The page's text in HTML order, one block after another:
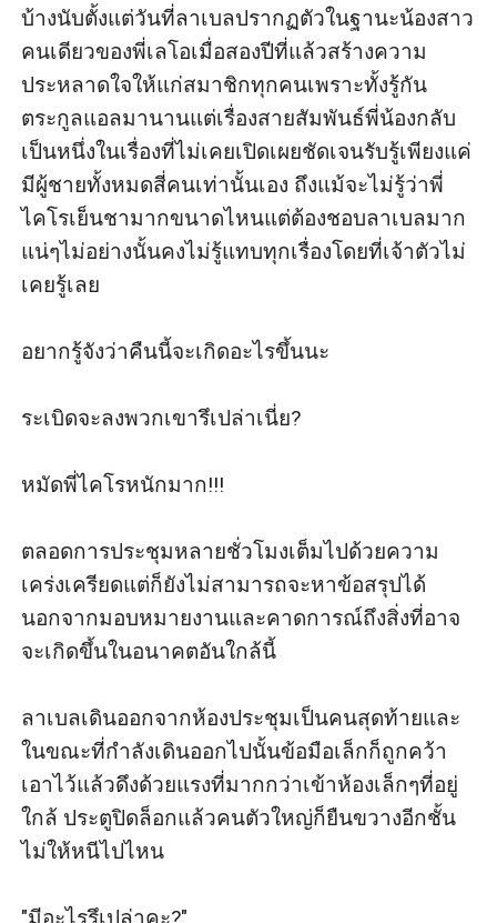
บ้างนับตั้งแต่วันที่ลาเบลปรากฏตัวในฐานะน้องสาว
คนเดียวของพี่เลโอเมื่อสองปีที่แล้วสร้างความ
ประหลาดใจให้แก่สมาชิกทุกคนเพราะทั้งรู้กัน
ตระกูลแอลมานานแต่เรื่องสายสัมพันธ์พี่น้องกลับ
เป็นหนึ่งในเรื่องที่ไม่เคยเปิดเผยชัดเจนรับรู้เพียงแค่
มีผู้ชายทั้งหมดสี่คนเท่านั้นเอง ถึงแม้จะไม่รู้ว่าพี่
ไคโรเย็นชามากขนาดไหนแต่ต้องชอบลาเบลมาก
แน่ๆไม่อย่างนั้นคงไม่รู้แทบทุกเรื่องโดยที่เจ้าตัวไม่
เคยรู้เลย
อยากรู้จังว่าคืนนี้จะเกิดอะไรขึ้นนะ
ระเบิดจะลงพวกเขารึเปล่าเนี่ย?
หมัดพี่ไคโรหนักมาก!!!
ตลอดการประชุมหลายชั่วโมงเต็มไปด้วยความ
เคร่งเครียดแต่ก็ยังไม่สามารถจะหาข้อสรุปได้
นอกจากมอบหมายงานและคาดการณ์ถึงสิ่งที่อาจ
จะเกิดขึ้นในอนาคตอันใกล้นี้
ลาเบลเดินออกจากห้องประชุมเป็นคนสุดท้ายและ
ในขณะที่กำลังเดินออกไปนั้นข้อมือเล็กก็ถูกคว้า
เอาไว้แล้วดึงด้วยแรงที่มากกว่าเข้าห้องเล็กๆที่อยู่
ใกล้ ประตูปิดล็อกแล้วคนตัวใหญ่ก็ยืนขวางอีกชั้น
ไม่ให้หนีไปไหน
"มีอะไรรึเปล่าคะ?"